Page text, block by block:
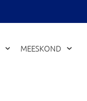
MEESKOND